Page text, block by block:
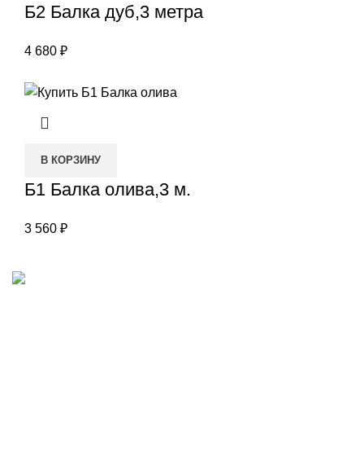
Б2 Балка дуб,3 метра
4 680 ₽
В КОРЗИНУ
Б1 Балка олива,3 м.
3 560 ₽